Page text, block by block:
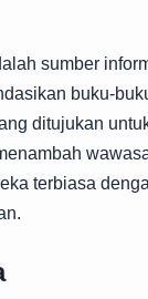
sumber
buku-
ditujukan
terbiasa